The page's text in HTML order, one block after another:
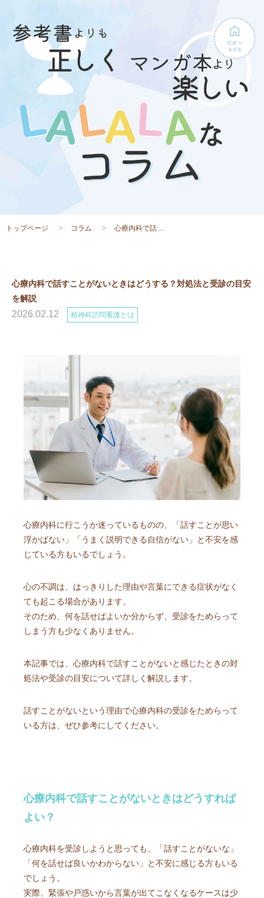
トップページ コラム 心療内科で話 ...
心療内科で話すことがないときはどうする？対処法と受診の目安
を解説
2026.02.12 精神科訪問看護とは
心療内科に行こうか迷っているものの、「話すことが思い
浮かばない」「うまく説明できる自信がない」と不安を感
じている方もいるでしょう。
心の不調は、はっきりした理由や言葉にできる症状がなく
ても起こる場合があります。
そのため、何を話せばよいか分からず、受診をためらって
しまう方も少なくありません。
本記事では、心療内科で話すことがないと感じたときの対
処法や受診の目安について詳しく解説します。
話すことがないという理由で心療内科の受診をためらって
いる方は、ぜひ参考にしてください。
心療内科で話すことがないときはどうすれば
よい？
心療内科を受診しようと思っても、「話すことがないな」
「何を話せば良いかわからない」と不安に感じる方もいる
でしょう。
実際、緊張や戸惑いから言葉が出てこなくなるケースは少